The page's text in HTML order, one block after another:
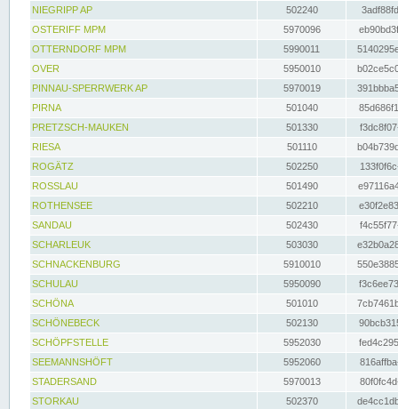
NIEGRIPP AP
502240
OSTERIFF MPM
5970096
OTTERNDORF MPM
5990011
OVER
5950010
PINNAU-SPERRWERK AP
5970019
PIRNA
501040
PRETZSCH-MAUKEN
501330
RIESA
501110
ROGÄTZ
502250
ROSSLAU
501490
ROTHENSEE
502210
SANDAU
502430
SCHARLEUK
503030
SCHNACKENBURG
5910010
SCHULAU
5950090
SCHÖNA
501010
SCHÖNEBECK
502130
SCHÖPFSTELLE
5952030
SEEMANNSHÖFT
5952060
STADERSAND
5970013
STORKAU
502370